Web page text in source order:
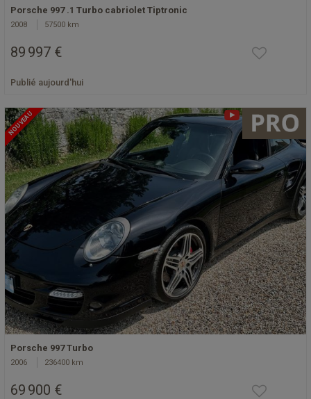
Porsche 997 .1 Turbo cabriolet Tiptronic
2008 57500 km
89 997 €
Publié aujourd'hui
NOUVEAU
Porsche 997 Turbo
2006 236400 km
69 900 €